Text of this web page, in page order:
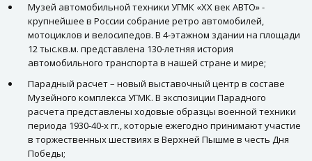
Музей автомобильной техники УГМК «ХХ век АВТО» -
крупнейшее в России собрание ретро автомобилей,
мотоциклов и велосипедов. В 4-этажном здании на площади
12 тыс.кв.м. представлена 130-летняя история
автомобильного транспорта в нашей стране и мире;
Парадный расчет – новый выставочный центр в составе
Музейного комплекса УГМК. В экспозиции Парадного
расчета представлены ходовые образцы военной техники
периода 1930-40-х гг., которые ежегодно принимают участие
в торжественных шествиях в Верхней Пышме в честь Дня
Победы;